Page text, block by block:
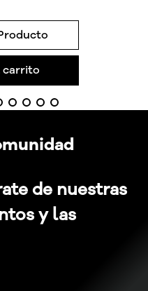
carrito
de nuestras
y las